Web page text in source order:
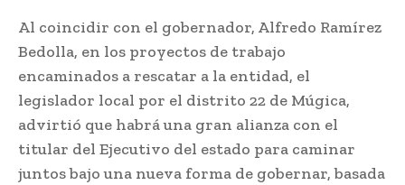
Al coincidir con el gobernador, Alfredo Ramírez
Bedolla, en los proyectos de trabajo
encaminados a rescatar a la entidad, el
legislador local por el distrito 22 de Múgica,
advirtió que habrá una gran alianza con el
titular del Ejecutivo del estado para caminar
juntos bajo una nueva forma de gobernar, basada